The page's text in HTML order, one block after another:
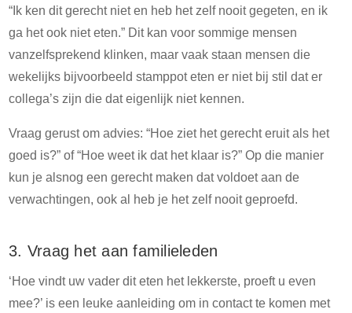
“Ik ken dit gerecht niet en heb het zelf nooit gegeten, en ik
ga het ook niet eten.” Dit kan voor sommige mensen
vanzelfsprekend klinken, maar vaak staan mensen die
wekelijks bijvoorbeeld stamppot eten er niet bij stil dat er
collega’s zijn die dat eigenlijk niet kennen.
Vraag gerust om advies: “Hoe ziet het gerecht eruit als het
goed is?” of “Hoe weet ik dat het klaar is?” Op die manier
kun je alsnog een gerecht maken dat voldoet aan de
verwachtingen, ook al heb je het zelf nooit geproefd.
3. Vraag het aan familieleden
‘Hoe vindt uw vader dit eten het lekkerste, proeft u even
mee?’ is een leuke aanleiding om in contact te komen met